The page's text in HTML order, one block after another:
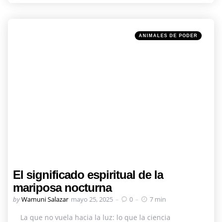
Categories
Posted
in
ANIMALES DE PODER
El significado espiritual de la
mariposa nocturna
Posted
byWamuni Salazar mayo 25, 2025 0 7 min
La que no vuela hacia la luz: lo que la ciencia